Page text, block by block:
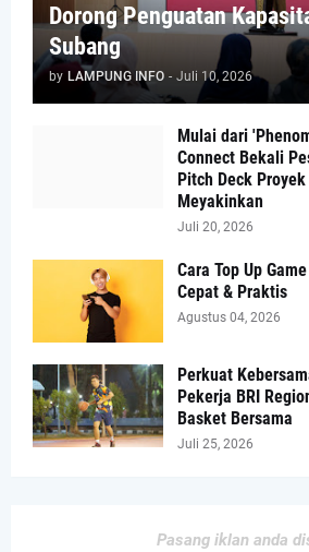
Dorong Penguatan
Subang
by LAMPUNG INFO - Juli 10, 2026
Mulai dari
Connect Bekali
Pitch Deck
Meyakinkan
Juli 20, 2026
Cara Top Up
Cepat & Praktis
Agustus 04, 2026
Perkuat
Pekerja BRI
Basket Bersama
Juli 25, 2026
Pasang iklan anda